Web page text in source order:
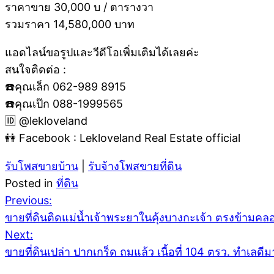
ราคาขาย 30,000 บ / ตารางวา
รวมราคา 14,580,000 บาท
แอดไลน์ขอรูปและวีดีโอเพิ่มเติมได้เลยค่ะ
สนใจติดต่อ :
☎️คุณเล็ก 062-989 8915
☎️คุณเป๊ก 088-1999565
🆔 @lekloveland
👭 Facebook : Lekloveland Real Estate official
รับโพสขายบ้าน
รับจ้างโพสขายที่ดิน
Posted in ที่ดิน
Post
navigation
Previous:
ขายที่ดินติดแม่น้ำเจ้าพระยาในคุ้งบางกะเจ้า ตรงข้ามคล
Next:
ขายที่ดินเปล่า ปากเกร็ด ถมแล้ว เนื้อที่ 104 ตรว. ทำเลดีม